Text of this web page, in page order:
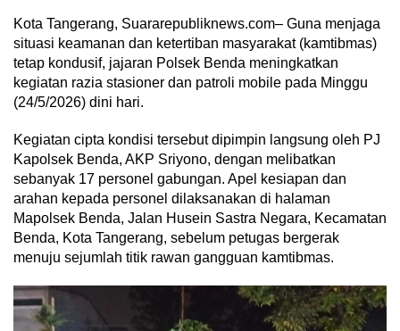
Kota Tangerang, Suararepubliknews.com– Guna menjaga
situasi keamanan dan ketertiban masyarakat (kamtibmas)
tetap kondusif, jajaran Polsek Benda meningkatkan
kegiatan razia stasioner dan patroli mobile pada Minggu
(24/5/2026) dini hari.
Kegiatan cipta kondisi tersebut dipimpin langsung oleh PJ
Kapolsek Benda, AKP Sriyono, dengan melibatkan
sebanyak 17 personel gabungan. Apel kesiapan dan
arahan kepada personel dilaksanakan di halaman
Mapolsek Benda, Jalan Husein Sastra Negara, Kecamatan
Benda, Kota Tangerang, sebelum petugas bergerak
menuju sejumlah titik rawan gangguan kamtibmas.